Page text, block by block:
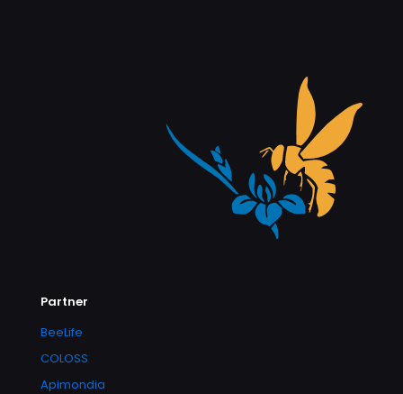
Partner
BeeLife
COLOSS
Apimondia